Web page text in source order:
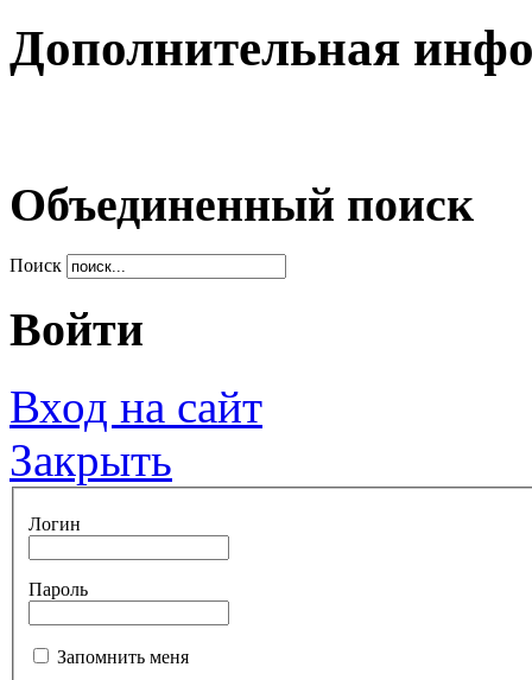
Дополнительная
Объединенный поиск
Поиск
Войти
Вход на сайт
Закрыть
Логин
Пароль
Запомнить меня